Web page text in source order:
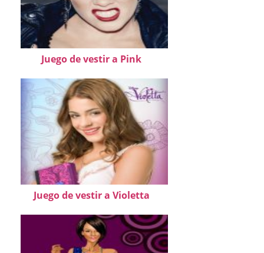
Juego de vestir a Pink
Juego de vestir a Violetta